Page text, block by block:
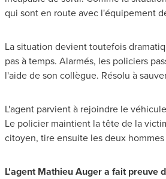
qui sont en route avec l'équipement
La situation devient toutefois
pas à temps. Alarmés, les policiers
l'aide de son collègue. Résolu à
L'agent parvient à rejoindre le
Le policier maintient la tête de la
citoyen, tire ensuite les deux
L'agentMathieu Augera fait preuve